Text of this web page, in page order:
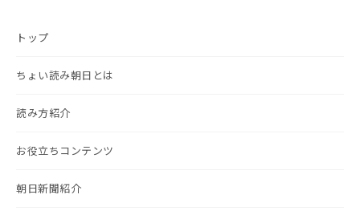
トップ
ちょい読み朝日とは
読み方紹介
お役立ちコンテンツ
朝日新聞紹介